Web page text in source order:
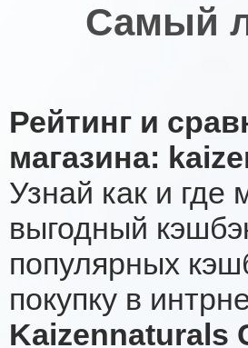
Самый
Рейтинг и
магазина:
Узнай как и
выгодный
популярных
покупку в
Kaizennaturals